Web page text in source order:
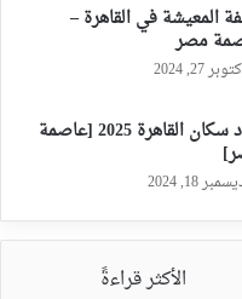
المعيشة في القاهرة –
مصر
27, 2024
عدد سكان القاهرة 2025 [عاصمة
18, 2024
الأكثر قراءةً